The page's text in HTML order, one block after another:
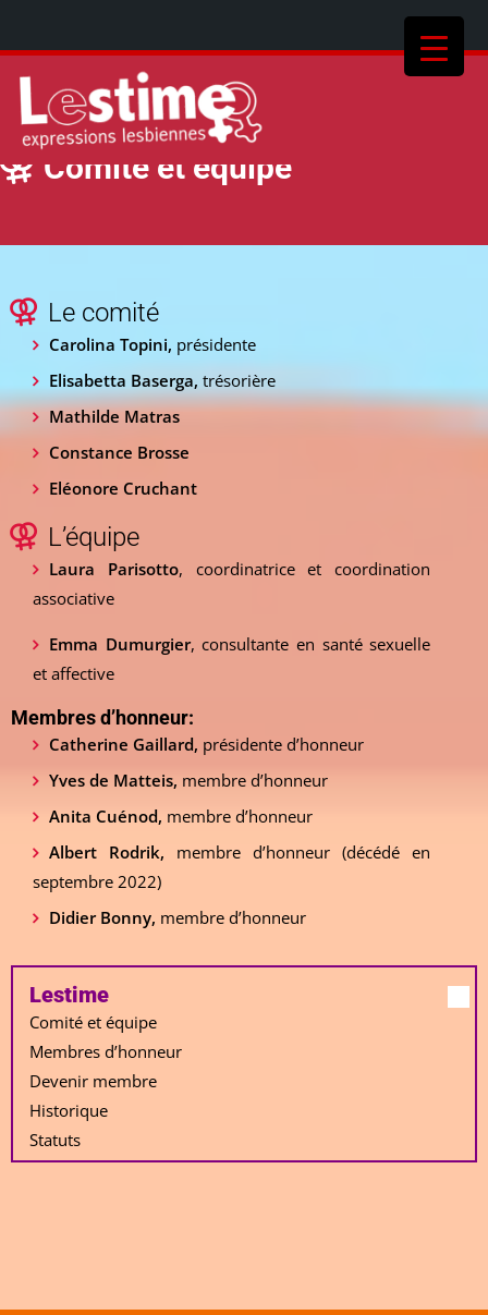
Comité et équipe
Le comité
Carolina Topini, présidente
Elisabetta Baserga, trésorière
Mathilde Matras
Constance Brosse
Eléonore Cruchant
L’équipe
Laura Parisotto, coordinatrice et coordination
associative
Emma Dumurgier, consultante en santé sexuelle
et affective
Membres d’honneur:
Catherine Gaillard, présidente d’honneur
Yves de Matteis, membre d’honneur
Anita Cuénod, membre d’honneur
Albert Rodrik, membre d’honneur (décédé en
septembre 2022)
Didier Bonny, membre d’honneur
Lestime
Comité et équipe
Membres d’honneur
Devenir membre
Historique
Statuts